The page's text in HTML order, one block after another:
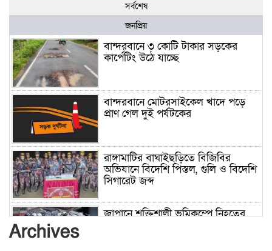
সর্বশেষ
জনপ্রিয়
বান্দরবানে ৩ কোটি টাকার সড়কের
কার্পেটিং উঠে যাচ্ছে
বান্দরবানে মোটরসাইকেল খাদে পড়ে
প্রাণ গেল দুই পর্যটকের
রাঙ্গামাটির বাঘাইছড়িতে বিজিবির
অভিযানে বিদেশি পিস্তল, গুলি ও বিদেশি
সিগারেট জব্দ
জাপানে শক্তিশালী ভূমিকম্পে নিহতের
Archives